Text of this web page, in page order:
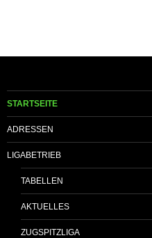
STARTSEITE
ADRESSEN
LIGABETRIEB
TABELLEN
AKTUELLES
ZUGSPITZLIGA